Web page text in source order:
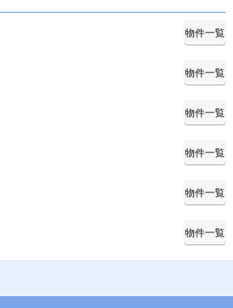
物件一覧
物件一覧
物件一覧
物件一覧
物件一覧
物件一覧